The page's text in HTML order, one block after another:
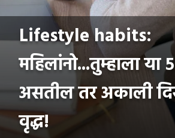
Lifestyle habits:
महिलांनो...तुम्हाला या
असतील तर अकाली
वृद्ध!